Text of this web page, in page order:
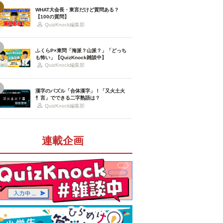
WHAT大会長・東言だけど質問ある？
【100の質問】
QuizKnock編集部
ふくらP×東問「海派？山派？」「どっち
も怖い」【QuizKnock雑談中】
QuizKnock編集部
漢字のパズル「合体漢字」！「又火土火
忄言」でできる二字熟語は？
QuizKnock編集部
連載企画